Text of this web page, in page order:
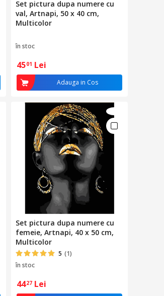
Set pictura dupa numere cu
val, Artnapi, 50 x 40 cm,
Multicolor
în stoc
4501 Lei
Adauga in Cos
Set pictura dupa numere cu
femeie, Artnapi, 40 x 50 cm,
Multicolor
5 (1)
în stoc
4427 Lei